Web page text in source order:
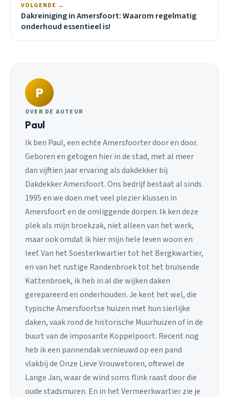
VOLGENDE →
Dakreiniging in Amersfoort: Waarom regelmatig
onderhoud essentieel is!
P
OVER DE AUTEUR
Paul
Ik ben Paul, een echte Amersfoorter door en door.
Geboren en getogen hier in de stad, met al meer
dan vijftien jaar ervaring als dakdekker bij
Dakdekker Amersfoort. Ons bedrijf bestaat al sinds
1995 en we doen met veel plezier klussen in
Amersfoort en de omliggende dorpen. Ik ken deze
plek als mijn broekzak, niet alleen van het werk,
maar ook omdat ik hier mijn hele leven woon en
leef. Van het Soesterkwartier tot het Bergkwartier,
en van het rustige Randenbroek tot het bruisende
Kattenbroek, ik heb in al die wijken daken
gerepareerd en onderhouden. Je kent het wel, die
typische Amersfoortse huizen met hun sierlijke
daken, vaak rond de historische Muurhuizen of in de
buurt van de imposante Koppelpoort. Recent nog
heb ik een pannendak vernieuwd op een pand
vlakbij de Onze Lieve Vrouwetoren, oftewel de
Lange Jan, waar de wind soms flink raast door die
oude stadsmuren. En in het Vermeerkwartier zie je